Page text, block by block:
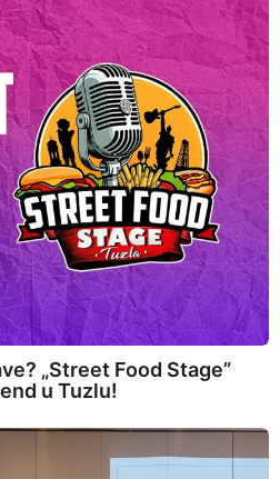
„Street Food Stage”
u Tuzlu!